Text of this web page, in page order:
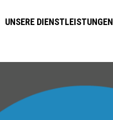
UNSERE DIENSTLEISTUNGEN